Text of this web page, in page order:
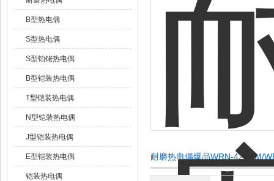
B型热电偶
S型热电偶
S型铂铑热电偶
B型铠装热电偶
T型铠装热电偶
N型铠装热电偶
J型铠装热电偶
E型铠装热电偶
铠装热电偶
耐磨热电偶爆品WRN-420NM/